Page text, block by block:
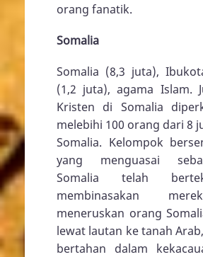
orang fanatik.
Somalia
Somalia (8,3 juta),
(1,2 juta), agama Islam.
Kristen di Somalia
melebihi 100 orang dari 8
Somalia. Kelompok
yang menguasai
Somalia telah
membinasakan
meneruskan orang
lewat lautan ke tanah
bertahan dalam